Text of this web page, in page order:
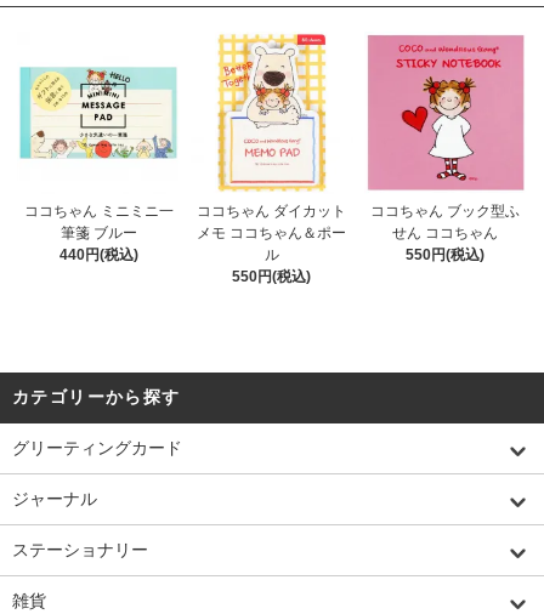
ココちゃん ミニミニ一
筆箋 ブルー
440円(税込)
ココちゃん ダイカット
メモ ココちゃん＆ポー
ル
550円(税込)
ココちゃん ブック型ふ
せん ココちゃん
550円(税込)
カテゴリーから探す
グリーティングカード
ジャーナル
ステーショナリー
雑貨